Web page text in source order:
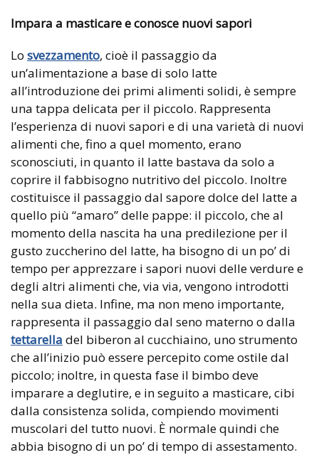
Impara a masticare e conosce nuovi sapori
Lo svezzamento, cioè il passaggio da
un’alimentazione a base di solo latte
all’introduzione dei primi alimenti solidi, è sempre
una tappa delicata per il piccolo. Rappresenta
l’esperienza di nuovi sapori e di una varietà di nuovi
alimenti che, fino a quel momento, erano
sconosciuti, in quanto il latte bastava da solo a
coprire il fabbisogno nutritivo del piccolo. Inoltre
costituisce il passaggio dal sapore dolce del latte a
quello più “amaro” delle pappe: il piccolo, che al
momento della nascita ha una predilezione per il
gusto zuccherino del latte, ha bisogno di un po’ di
tempo per apprezzare i sapori nuovi delle verdure e
degli altri alimenti che, via via, vengono introdotti
nella sua dieta. Infine, ma non meno importante,
rappresenta il passaggio dal seno materno o dalla
tettarella del biberon al cucchiaino, uno strumento
che all’inizio può essere percepito come ostile dal
piccolo; inoltre, in questa fase il bimbo deve
imparare a deglutire, e in seguito a masticare, cibi
dalla consistenza solida, compiendo movimenti
muscolari del tutto nuovi. È normale quindi che
abbia bisogno di un po’ di tempo di assestamento.